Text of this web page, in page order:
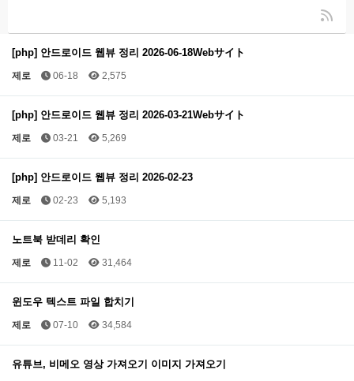
[php] 안드로이드 웹뷰 정리 2026-06-18Webサイト
제로 06-18 2,575
[php] 안드로이드 웹뷰 정리 2026-03-21Webサイト
제로 03-21 5,269
[php] 안드로이드 웹뷰 정리 2026-02-23
제로 02-23 5,193
노트북 받데리 확인
제로 11-02 31,464
윈도우 텍스트 파일 합치기
제로 07-10 34,584
유튜브, 비메오 영상 가져오기 이미지 가져오기